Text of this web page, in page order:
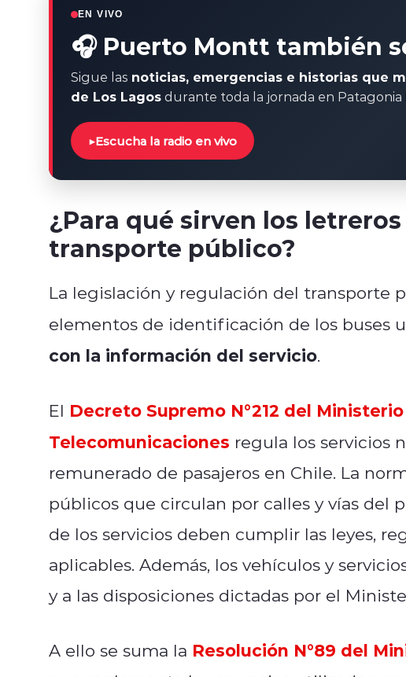
EN VIVO
🎧 Puerto Montt también
Sigue las noticias, emergencias e historias que
de Los Lagosdurante toda la jornada en Patagonia
▶Escucha la radio en vivo
¿Para qué sirven los
transporte público?
La legislación y regulación del transporte
elementos de identificación de los buses
con la información del servicio.
El Decreto Supremo N°212 del
Telecomunicaciones regula los servicios
remunerado de pasajeros en Chile. La
públicos que circulan por calles y vías del
de los servicios deben cumplir las leyes,
aplicables. Además, los vehículos y
y a las disposiciones dictadas por el
A ello se suma la Resolución N°89 del